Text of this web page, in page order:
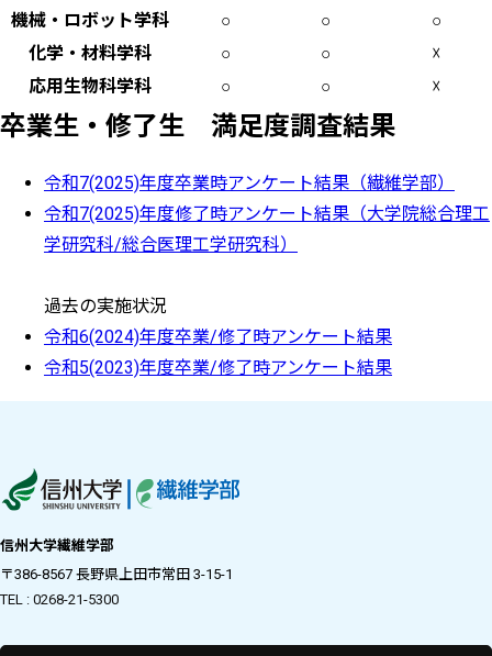
機械・ロボット学科
○ ○
○
化学・材料学科
○ ○
☓
応用生物科学科
○ ○ ☓
卒業生・修了生 満足度調査結果
令和7(2025)年度卒業時アンケート結果（繊維学部）
令和7(2025)年度修了時アンケート結果（大学院総合理工
学研究科/総合医理工学研究科）
過去の実施状況
令和6(2024)年度卒業/修了時アンケート結果
令和5(2023)年度卒業/修了時アンケート結果
信州大学繊維学部
〒386-8567 長野県上田市常田 3-15-1
TEL : 0268-21-5300